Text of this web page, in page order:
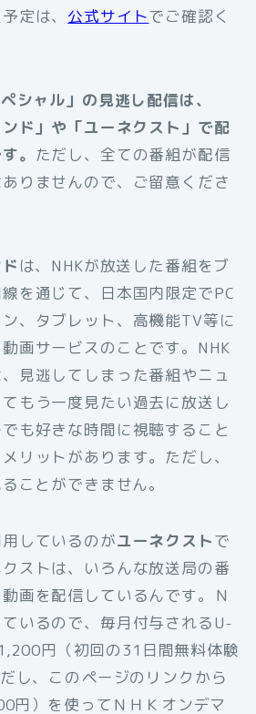
定は、 公式サイトでご確認く
ペシャル」の見逃し配信は、
ンド」や「ユーネクスト」で配
。 ただし、全ての番組が配信
りませんので、ご留意くださ
は、NHKが放送した番組をブ
を通じて、日本国内限定でPC
、タブレット、高機能TV等に
画サービスのことです。NHK
見逃してしまった番組やニュ
もう一度見たい過去に放送し
も好きな時間に視聴すること
リットがあります。ただし、
ことができません。
しているのがユーネクストで
ストは、いろんな放送局の番
画を配信しているんです。Ｎ
いるので、毎月付与されるU-
円（初回の31日間無料体験
し、このページのリンクから
円）を使ってＮＨＫオンデマ